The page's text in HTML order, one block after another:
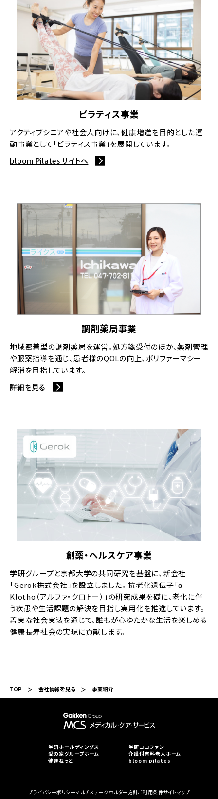
ピラティス事業
アクティブシニアや社会⼈向けに、健康増進を⽬的とした運
動事業として「ピラティス事業」を展開しています。
bloom Pilates サイトへ
調剤薬局事業
地域密着型の調剤薬局を運営。処方箋受付のほか、薬剤管理
や服薬指導を通じ、患者様のQOLの向上、ポリファーマシー
解消を目指しています。
詳細を見る
創薬・ヘルスケア事業
学研グループと京都大学の共同研究を基盤に、新会社
「Gerok株式会社」を設立しました。 抗老化遺伝子「α-
Klotho（アルファ・クロトー）」の研究成果を礎に、老化に伴
う疾患や生活課題の解決を目指し実用化を推進しています。
着実な社会実装を通じて、誰もが心ゆたかな生活を楽しめる
健康長寿社会の実現に貢献します。
TOP 会社情報を見る 事業紹介
学研ホールディングス
学研ココファン
愛の家グループホーム
介護付有料老人ホーム
健達ねっと
bloom pilates
プライバシーポリシーマルチステークホルダー方針ご利用条件サイトマップ